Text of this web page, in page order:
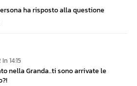
ha risposto alla questione
14:15
nella Granda..ti sono arrivate le